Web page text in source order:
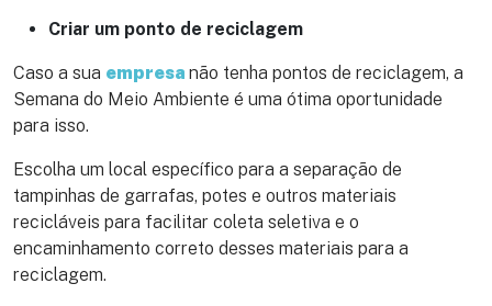
Criar um ponto de reciclagem
Caso a sua empresa não tenha pontos de reciclagem, a
Semana do Meio Ambiente é uma ótima oportunidade
para isso.
Escolha um local específico para a separação de
tampinhas de garrafas, potes e outros materiais
recicláveis para facilitar coleta seletiva e o
encaminhamento correto desses materiais para a
reciclagem.